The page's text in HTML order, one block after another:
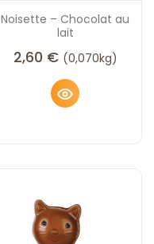
Noisette – Chocolat au
lait
2,60 € (0,070kg)